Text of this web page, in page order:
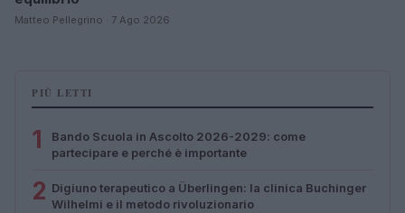
Matteo Pellegrino · 7 Ago 2026
PIÙ LETTI
1
Bando Scuola in Ascolto 2026-2029: come
partecipare e perché è importante
2 Digiuno terapeutico a Überlingen: la clinica Buchinger
Wilhelmi e il metodo rivoluzionario